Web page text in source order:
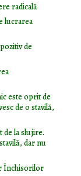
radicală
lucrarea
de
este oprit de
de o stavilă,
la slujire.
dar nu
Închisorilor